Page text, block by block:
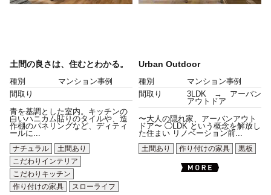
土間の良さは、住むとわかる。
種別
マンション事例
間取り
青を基調とした室内。キッチンの
白いハニカム貼りのタイルや、造
作棚のパネリングなど、ディティ
ールに...
ナチュラル
土間あり
こだわりインテリア
こだわりキッチン
作り付けの家具
スローライフ
Urban Outdoor
種別
マンション事例
間取り
3LDK → アーバン
アウトドア
〜大人の隠れ家、アーバンアウト
ドア〜 ◯LDK という概念を解放し
た住まい リノベーション前...
土間あり
作り付けの家具 黒板